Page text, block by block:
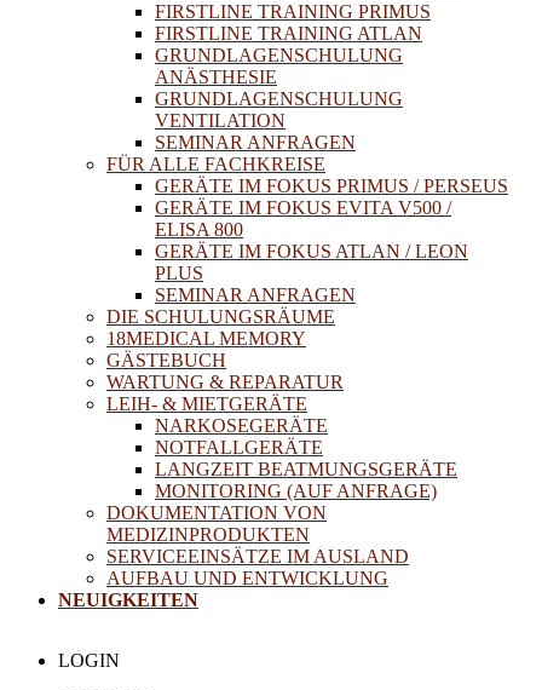
FIRSTLINE TRAINING PRIMUS
FIRSTLINE TRAINING ATLAN
GRUNDLAGENSCHULUNG
ANÄSTHESIE
GRUNDLAGENSCHULUNG
VENTILATION
SEMINAR ANFRAGEN
FÜR ALLE FACHKREISE
GERÄTE IM FOKUS PRIMUS / PERSEUS
GERÄTE IM FOKUS EVITA V500 /
ELISA 800
GERÄTE IM FOKUS ATLAN / LEON
PLUS
SEMINAR ANFRAGEN
DIE SCHULUNGSRÄUME
18MEDICAL MEMORY
GÄSTEBUCH
WARTUNG & REPARATUR
LEIH- & MIETGERÄTE
NARKOSEGERÄTE
NOTFALLGERÄTE
LANGZEIT BEATMUNGSGERÄTE
MONITORING (AUF ANFRAGE)
DOKUMENTATION VON
MEDIZINPRODUKTEN
SERVICEEINSÄTZE IM AUSLAND
AUFBAU UND ENTWICKLUNG
NEUIGKEITEN
LOGIN